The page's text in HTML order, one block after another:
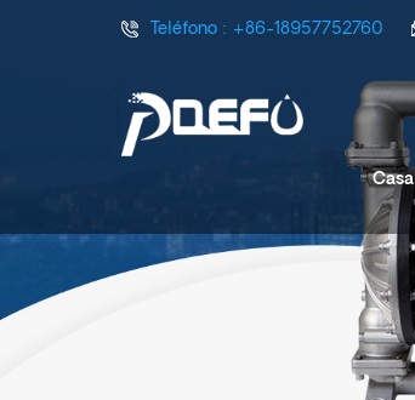
Teléfono : +86-18957752760
Casa